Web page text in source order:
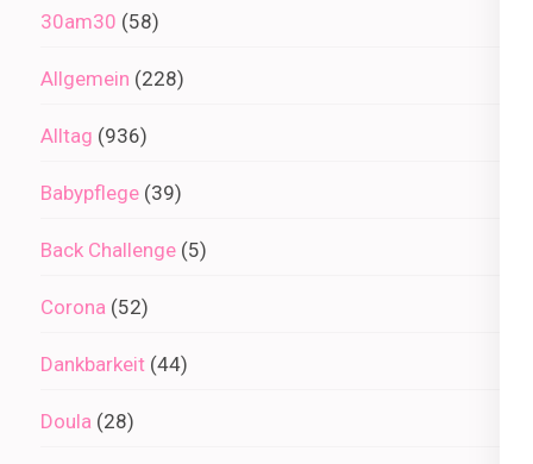
30am30 (58)
Allgemein (228)
Alltag (936)
Babypflege (39)
Back Challenge (5)
Corona (52)
Dankbarkeit (44)
Doula (28)